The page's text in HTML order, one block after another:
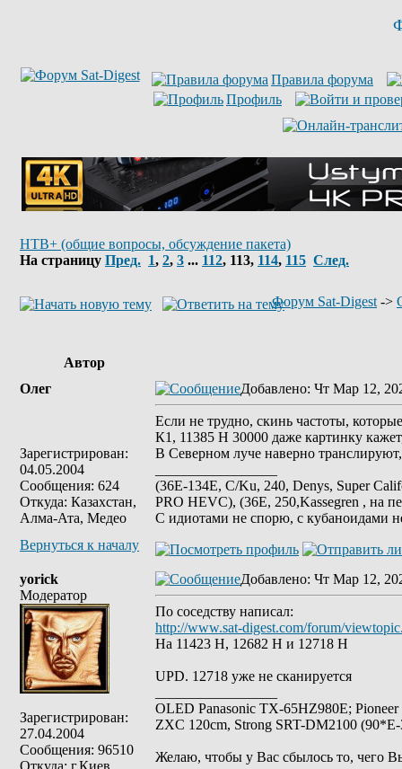
Правила форума
Профиль
НТВ+ (общие вопросы, обсуждение пакета)
На страницу Пред. 1, 2, 3 ... 112, 113, 114, 115 След.
Форум Sat-Digest ->
Автор
Олег
Зарегистрирован:
04.05.2004
Сообщения: 624
Откуда: Казахстан,
Алма-Ата, Медео
Добавлено: Чт Мар 12,
Если не трудно, скинь частоты,
К1, 11385 Н 30000 даже картинку
В Северном луче наверно
(36E-134E, C/Ku, 240, Denys, Super
PRO HEVC), (36E, 250,Kassegren , на
С идиотами не спорю, с кубаноидами
Вернуться к началу
yorick
Модератор
Зарегистрирован:
27.04.2004
Сообщения: 96510
Откуда: г.Киев
Добавлено: Чт Мар 12,
По соседству написал:
http://www.sat-digest.com/forum/
На 11423 Н, 12682 Н и 12718 Н
UPD. 12718 уже не сканируется
OLED Panasonic TX-65HZ980E;
ZXC 120cm, Strong SRT-DM2100
Желаю, чтобы у Вас сбылось то, чего